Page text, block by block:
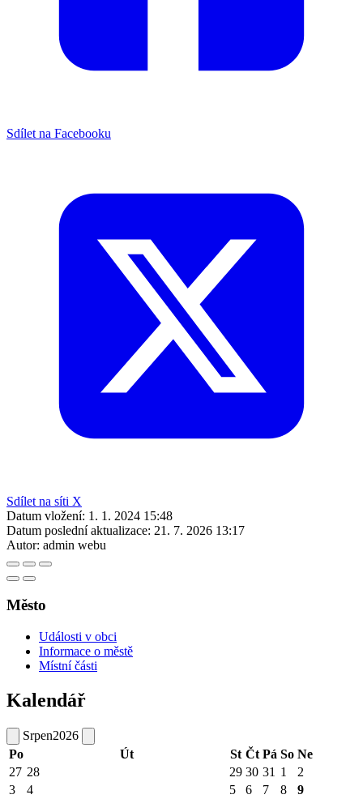
Sdílet na Facebooku
Sdílet na síti X
Datum vložení: 1. 1. 2024 15:48
Datum poslední aktualizace: 21. 7. 2026 13:17
Autor: admin webu
Město
Události v obci
Informace o městě
Místní části
Kalendář
Srpen2026
Po
Út St Čt Pá So Ne
27 28 29 30 31 1
2
3
4 5 6 7 8
9